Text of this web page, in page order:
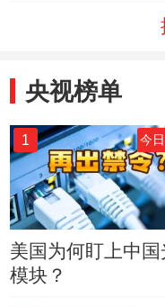
央视榜单
1 今
美国为何盯上中国
模块？